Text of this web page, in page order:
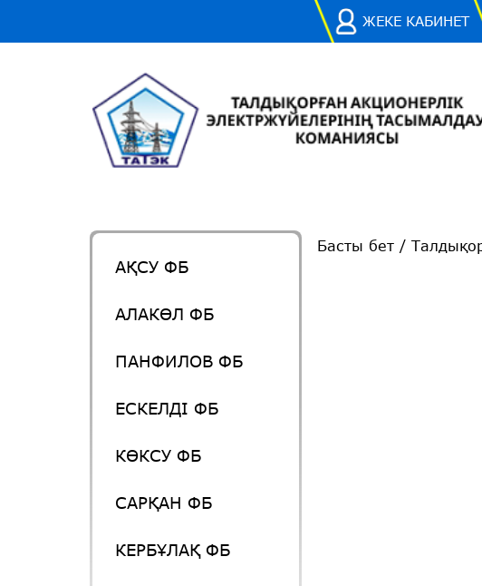
ЖЕКЕ КАБИНЕТ
АҚСУ ФБ
АЛАКӨЛ ФБ
ПАНФИЛОВ ФБ
ЕСКЕЛДІ ФБ
КӨКСУ ФБ
САРҚАН ФБ
КЕРБҰЛАҚ ФБ
Басты бет /